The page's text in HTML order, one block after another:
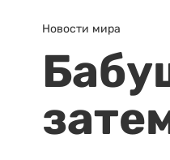
Новости мира